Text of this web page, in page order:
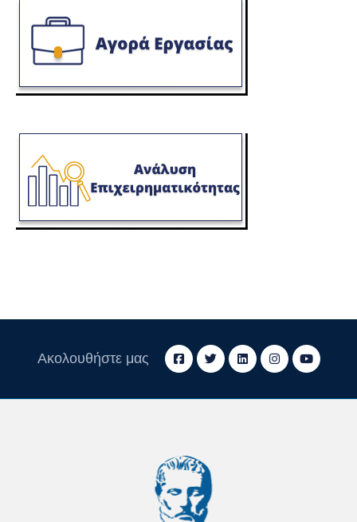
Ακολουθήστε μας